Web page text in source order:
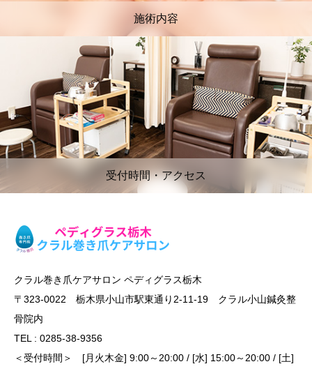
施術内容
受付時間・アクセス
クラル巻き爪ケアサロン ペディグラス栃木
〒323-0022 栃木県小山市駅東通り2-11-19 クラル小山鍼灸整
骨院内
TEL : 0285-38-9356
＜受付時間＞ [月火木金] 9:00～20:00 / [水] 15:00～20:00 / [土]